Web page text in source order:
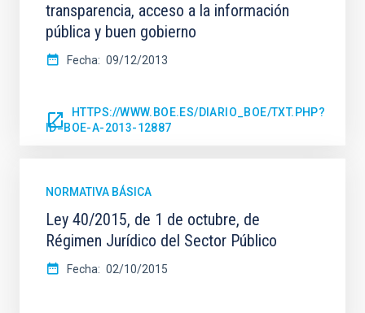
transparencia, acceso a la información
pública y buen gobierno
Fecha 09/12/2013
HTTPS://WWW.BOE.ES/DIARIO_BOE/TXT.PHP?
ID=BOE-A-2013-12887
NORMATIVA BÁSICA
Ley 40/2015, de 1 de octubre, de
Régimen Jurídico del Sector Público
Fecha 02/10/2015